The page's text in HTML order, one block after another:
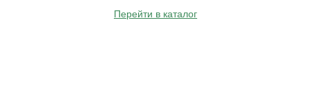
Перейти в каталог